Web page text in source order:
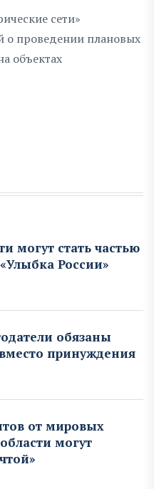
сети»
о проведении плановых
объектах
могут стать частью
России»
обязаны
принуждения
от мировых
могут